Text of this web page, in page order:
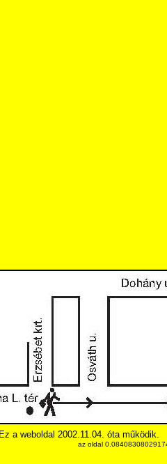
Ez a weboldal 2002.11.04. óta működik.
az oldal